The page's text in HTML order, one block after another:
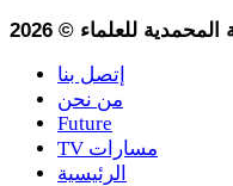
2026 © للعلماء
إتصل بنا
من نحن
Future
TV مسارات
الرئيسية